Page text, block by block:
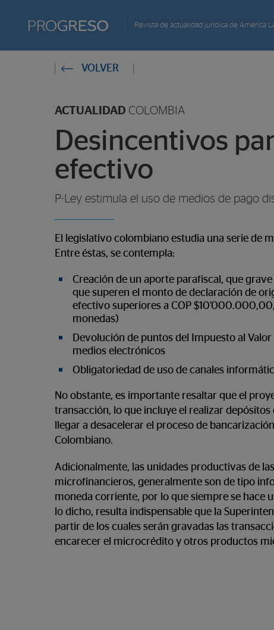
Progreso
Revista
Revista de actualidad jurídica de América
EstasVOLVER
ACTUALIDAD COLOMBIA
Desincentivos
efectivo
P-Ley estimula el uso de medios de pago
El legislativo colombiano estudia una serie de
Entre éstas, se contempla:
Creación de un aporte parafiscal, que
que superen el monto de declaración de
efectivo superiores a COP
monedas)
Devolución de puntos del Impuesto al
medios electrónicos
Obligatoriedad de uso de canales
No obstante, es importante resaltar que el
transacción, lo que incluye el realizar
llegar a desacelerar el proceso de
Colombiano.
Adicionalmente, las unidades productivas de
microfinancieros, generalmente son de tipo
moneda corriente, por lo que siempre se hace
lo dicho, resulta indispensable que la
partir de los cuales serán gravadas las
encarecer el microcrédito y otros productos